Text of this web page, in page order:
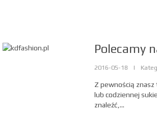
Polecamy
2016-05-18 |
Z pewnością
lub codziennej
znaleźć,...